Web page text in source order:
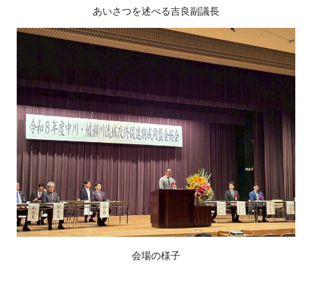
あいさつを述べる吉良副議長
会場の様子